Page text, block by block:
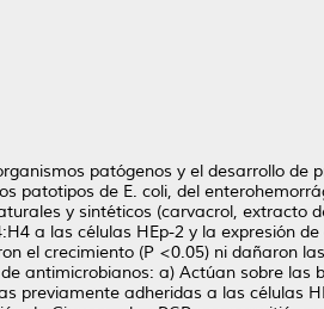
patógenos y el desarrollo de
patotipos de E. coli, del
y sintéticos (carvacrol, extracto
a las células HEp-2 y la expresión
el crecimiento (P <0.05) ni dañaron
antimicrobianos: a) Actúan sobre las
previamente adheridas a las células